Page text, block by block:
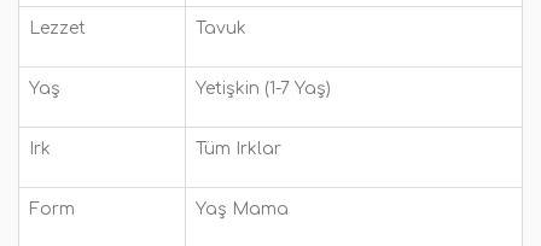
Lezzet Tavuk
Yaş Yetişkin (1-7 Yaş)
Irk Tüm Irklar
Form Yaş Mama